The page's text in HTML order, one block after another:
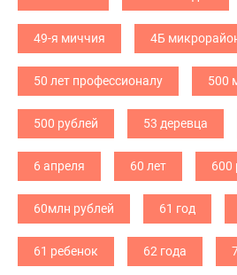
49-я миччия 4Б
50 лет профессионалу 500
500 рублей 53 деревца
6 апреля 60 лет 600
60млн рублей 61 год
61 ребенок 62 года